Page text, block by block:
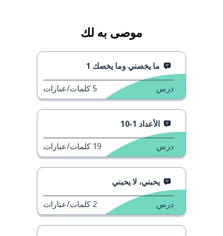
موصى به لك
ما يخصني وما يخصك 1
درس 5كلمات/عبارات
الأعداد 1-10
درس 19 كلمات/عبارات
يحبني، لا يحبني
درس 2 كلمات/عبارات